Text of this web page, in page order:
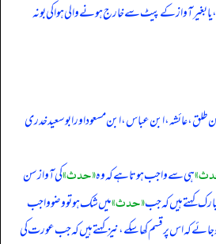
آواز کے پیٹ سے خارج ہونے والی ہوا کی بو نہ
طلق، عائشہ، ابن عباس، ابن مسعود اور ابو سعید خدری
ہی سے واجب ہوتا ہے کہ وہ«حدث»کی آواز سن
کہتے ہیں کہ جب«حدث»میں شک ہو تو وضو واجب
کہ اس پر قسم کھا سکے، نیز کہتے ہیں کہ جب عورت کی